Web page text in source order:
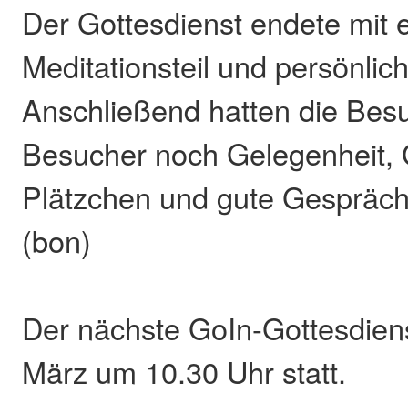
Der Gottesdienst endete mit
Meditationsteil und
Anschließend hatten die
Besucher noch Gelegenheit,
Plätzchen und gute
(bon)
Der nächste GoIn-
März um 10.30 Uhr statt.